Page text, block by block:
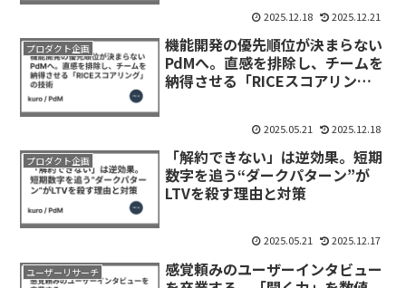
2025.12.18 2025.12.21
プロダクト企画
機能開発の優先順位が決まらない
PdMへ。直感を排除し、チームを
納得させる「RICEスコアリン
2025.05.21 2025.12.18
プロダクト企画
「解約できない」は逆効果。短期
数字を追う“ダークパターン”が
LTVを殺す理由と対策
2025.05.21 2025.12.17
ユーザーリサーチ
感覚頼みのユーザーインタビュー